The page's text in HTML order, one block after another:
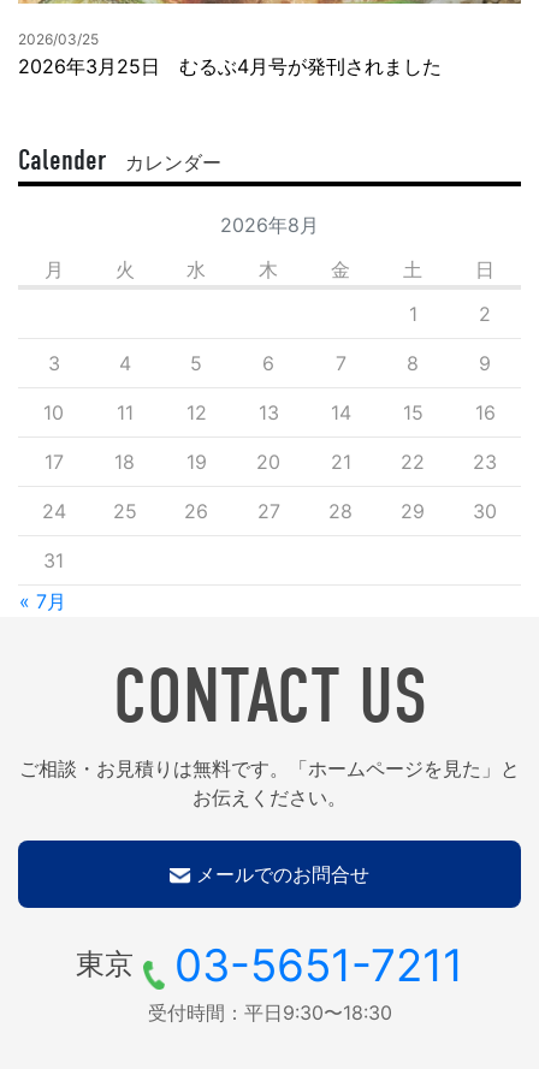
2026/03/25
2026年3月25日 むるぶ4月号が発刊されました
Calender カレンダー
2026年8月
月
火 水 木 金 土 日
« 7月
1 2
3 4 5 6 7 8 9
10 11 12 13 14 15 16
17 18 19 20 21 22 23
24 25 26 27 28 29 30
31
CONTACT US
ご相談・お見積りは無料です。「ホームページを見た」と
お伝えください。
メールでのお問合せ
東京 03-5651-7211
受付時間：平日9:30〜18:30